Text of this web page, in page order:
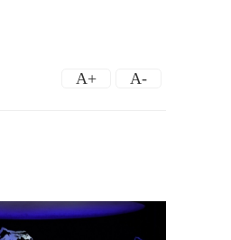
A+ A-